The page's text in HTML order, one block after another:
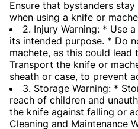
Ensure that bystanders
when using a knife or
2. Injury Warning: * Use
its intended purpose. * Do
machete, as this could lead
Transport the knife or
sheath or case, to prevent
3. Storage Warning: *
reach of children and
the knife against falling or
Cleaning and Maintenance